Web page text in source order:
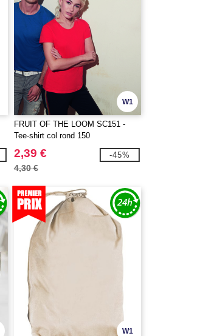
W1
FRUIT OF THE LOOM SC151 -
Tee-shirt col rond 150
2,39 €
4,30 €
-45%
W1